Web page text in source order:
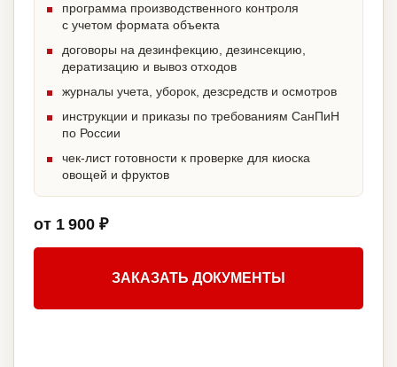
программа производственного контроля
с учетом формата объекта
договоры на дезинфекцию, дезинсекцию,
дератизацию и вывоз отходов
журналы учета, уборок, дезсредств и осмотров
инструкции и приказы по требованиям СанПиН
по России
чек-лист готовности к проверке для киоска
овощей и фруктов
от 1 900 ₽
ЗАКАЗАТЬ ДОКУМЕНТЫ